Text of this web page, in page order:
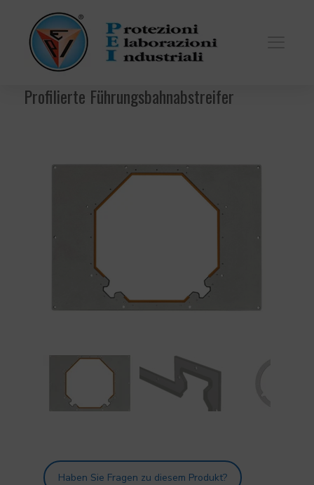
Profilierte Führungsbahnabstreifer
Haben Sie Fragen zu diesem Produkt?